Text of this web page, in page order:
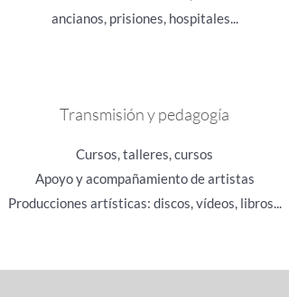
ancianos, prisiones, hospitales...
Transmisión y pedagogía
Cursos, talleres, cursos
Apoyo y acompañamiento de artistas
Producciones artísticas: discos, vídeos, libros...